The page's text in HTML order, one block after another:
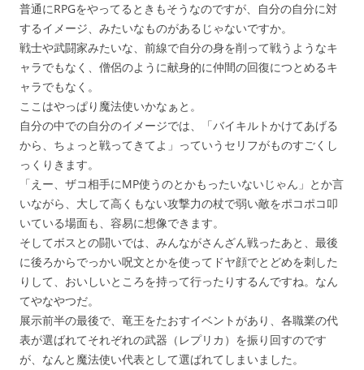
普通にRPGをやってるときもそうなのですが、自分の自分に対
するイメージ、みたいなものがあるじゃないですか。
戦士や武闘家みたいな、前線で自分の身を削って戦うようなキ
ャラでもなく、僧侶のように献身的に仲間の回復につとめるキ
ャラでもなく。
ここはやっぱり魔法使いかなぁと。
自分の中での自分のイメージでは、「バイキルトかけてあげる
から、ちょっと戦ってきてよ」っていうセリフがものすごくし
っくりきます。
「えー、ザコ相手にMP使うのとかもったいないじゃん」とか言
いながら、大して高くもない攻撃力の杖で弱い敵をポコポコ叩
いている場面も、容易に想像できます。
そしてボスとの闘いでは、みんながさんざん戦ったあと、最後
に後ろからでっかい呪文とかを使ってドヤ顔でとどめを刺した
りして、おいしいところを持って行ったりするんですね。なん
てやなやつだ。
展示前半の最後で、竜王をたおすイベントがあり、各職業の代
表が選ばれてそれぞれの武器（レプリカ）を振り回すのです
が、なんと魔法使い代表として選ばれてしまいました。